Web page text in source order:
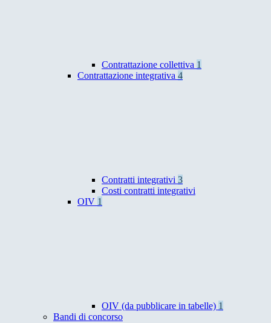
Contrattazione collettiva 1
Contrattazione integrativa 4
Contratti integrativi 3
Costi contratti integrativi
OIV 1
OIV (da pubblicare in tabelle) 1
Bandi di concorso